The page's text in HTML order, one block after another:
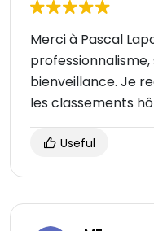
Merci à Pascal
bienveillance. Je
les classements
Useful